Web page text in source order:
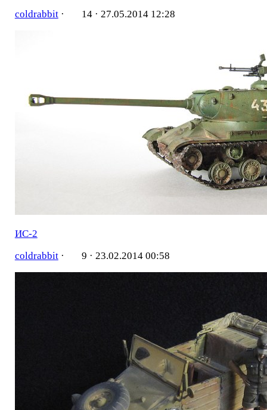
coldrabbit· 14 · 27.05.2014 12:28
ИС-2
coldrabbit· 9 · 23.02.2014 00:58